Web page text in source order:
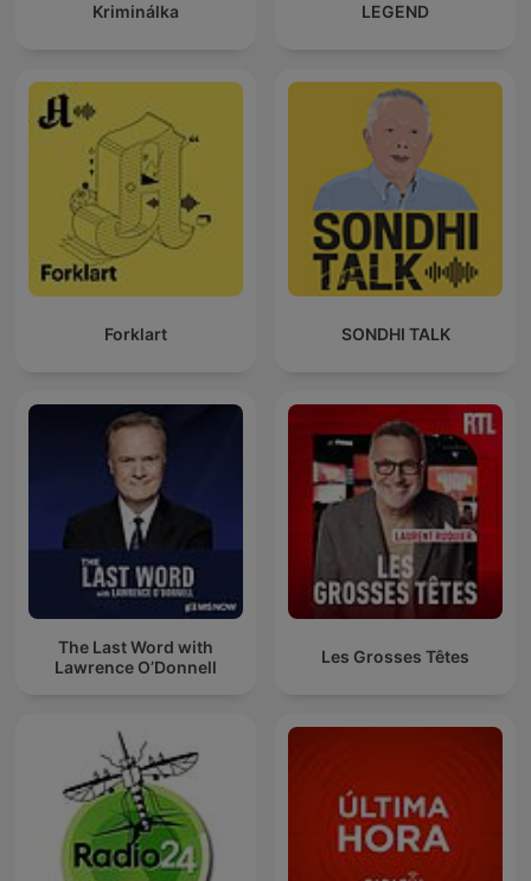
Kriminálka LEGEND
Forklart SONDHI TALK
The Last Word with
Lawrence O’Donnell
Les Grosses Têtes